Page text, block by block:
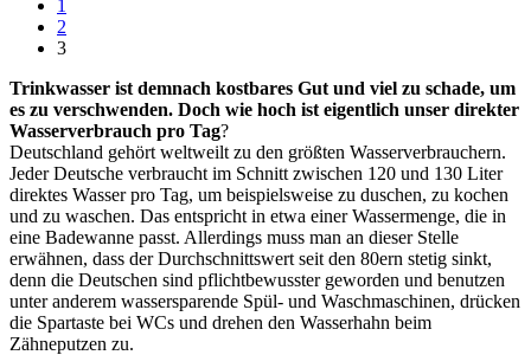
1
2
3
Trinkwasser ist demnach kostbares Gut und viel zu schade, um
es zu verschwenden. Doch wie hoch ist eigentlich unser direkter
Wasserverbrauch pro Tag?
Deutschland gehört weltweilt zu den größten Wasserverbrauchern.
Jeder Deutsche verbraucht im Schnitt zwischen 120 und 130 Liter
direktes Wasser pro Tag, um beispielsweise zu duschen, zu kochen
und zu waschen. Das entspricht in etwa einer Wassermenge, die in
eine Badewanne passt. Allerdings muss man an dieser Stelle
erwähnen, dass der Durchschnittswert seit den 80ern stetig sinkt,
denn die Deutschen sind pflichtbewusster geworden und benutzen
unter anderem wassersparende Spül- und Waschmaschinen, drücken
die Spartaste bei WCs und drehen den Wasserhahn beim
Zähneputzen zu.